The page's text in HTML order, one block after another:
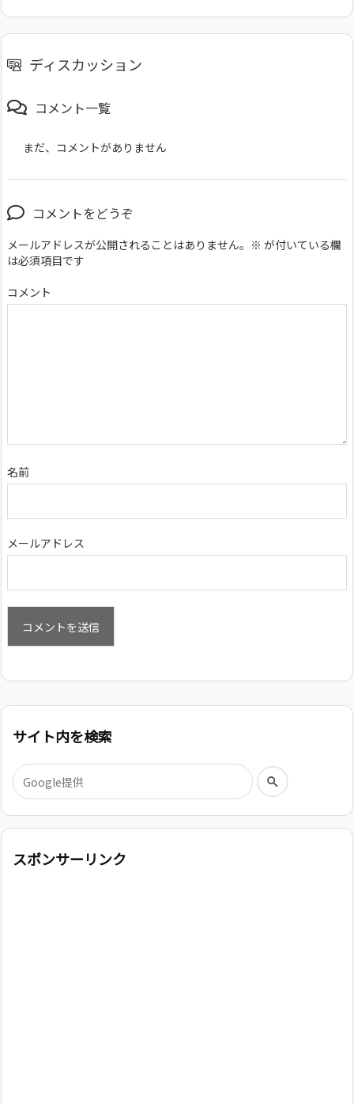
ディスカッション
コメント一覧
まだ、コメントがありません
コメントをどうぞ
メールアドレスが公開されることはありません。 ※ が付いている欄
は必須項目です
コメント
名前
メールアドレス
サイト内を検索
スポンサーリンク